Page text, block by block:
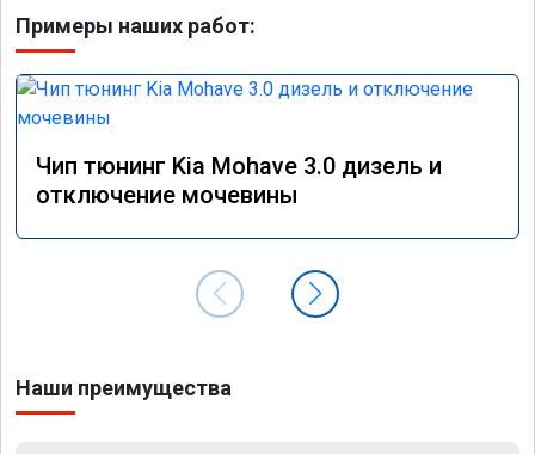
Примеры наших работ:
Чип тюнинг Kia Mohave 3.0 дизель и
отключение мочевины
Наши преимущества